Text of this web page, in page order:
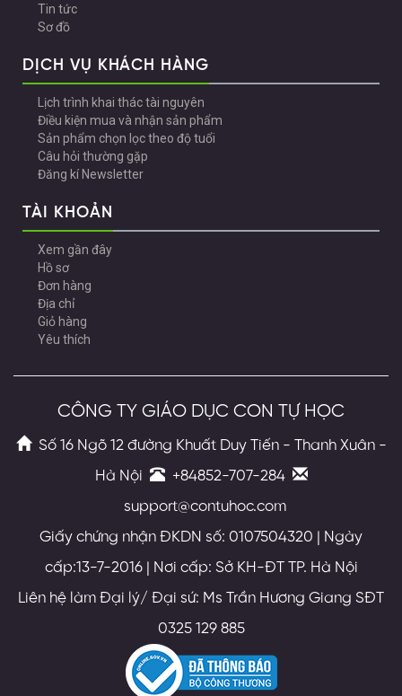
Tin tức
Sơ đồ
DỊCH VỤ KHÁCH HÀNG
Lịch trình khai thác tài nguyên
Điều kiện mua và nhận sản phẩm
Sản phẩm chọn lọc theo độ tuổi
Câu hỏi thường gặp
Đăng kí Newsletter
TÀI KHOẢN
Xem gần đây
Hồ sơ
Đơn hàng
Địa chỉ
Giỏ hàng
Yêu thích
CÔNG TY GIÁO DỤC CON TỰ HỌC
Số 16 Ngõ 12 đường Khuất Duy Tiến - Thanh Xuân -
Hà Nội
+84852-707-284
support@contuhoc.com
Giấy chứng nhận ĐKDN số: 0107504320 | Ngày
cấp:13-7-2016 | Nơi cấp: Sở KH-ĐT TP. Hà Nội
Liên hệ làm Đại lý/ Đại sứ: Ms Trần Hương Giang SĐT
0325 129 885